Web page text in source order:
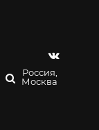
Россия,
Москва